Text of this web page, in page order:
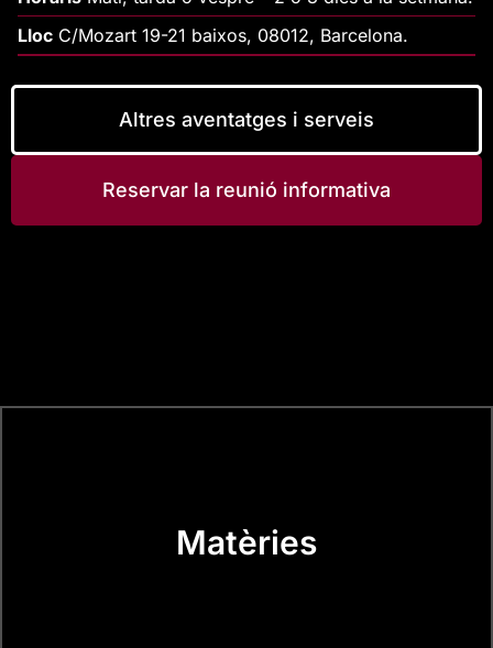
Lloc C/Mozart 19-21 baixos, 08012, Barcelona.
Altres aventatges i serveis
Reservar la reunió informativa
Matèries